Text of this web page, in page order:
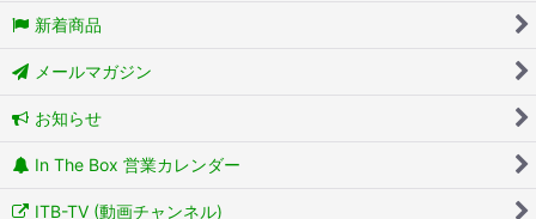
新着商品
メールマガジン
お知らせ
In The Box 営業カレンダー
ITB-TV (動画チャンネル)